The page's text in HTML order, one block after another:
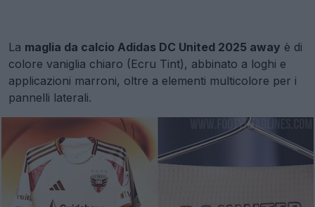
La maglia da calcio Adidas DC United 2025 away è di
colore vaniglia chiaro (Ecru Tint), abbinato a loghi e
applicazioni marroni, oltre a elementi multicolore per i
pannelli laterali.